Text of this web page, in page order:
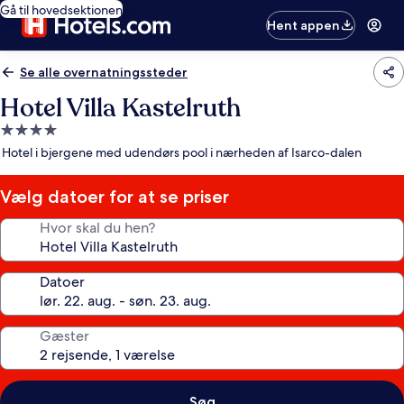
Gå til hovedsektionen
Hent appen
Se alle overnatningssteder
Hotel Villa Kastelruth
4.0-
stjernet
Hotel i bjergene med udendørs pool i nærheden af Isarco-dalen
Vælg datoer for at se priser
Hvor skal du hen?
Datoer
Gæster